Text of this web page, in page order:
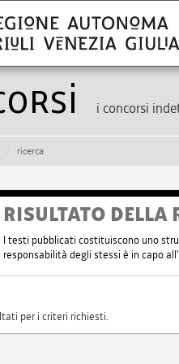
i concorsi
ricerca
RISULTATO DELLA
I testi pubblicati costituiscono uno
responsabilità degli stessi è in capo
per i criteri richiesti.